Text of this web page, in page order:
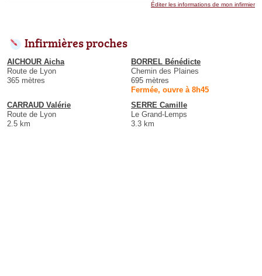
Éditer les informations de mon infirmier
Infirmières proches
AICHOUR Aicha
Route de Lyon
365 mètres
BORREL Bénédicte
Chemin des Plaines
695 mètres
Fermée, ouvre à 8h45
CARRAUD Valérie
Route de Lyon
2.5 km
SERRE Camille
Le Grand-Lemps
3.3 km